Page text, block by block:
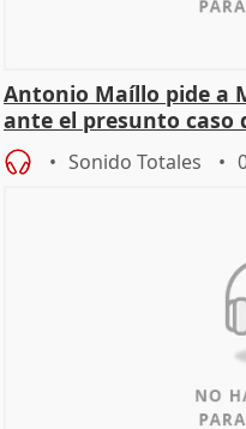
Antonio Maíllo pide a
ante el presunto caso
Sonido Totales